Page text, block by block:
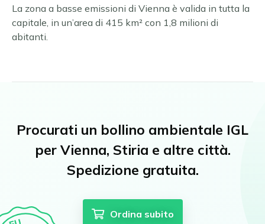
La zona a basse emissioni di Vienna è valida in tutta la
capitale, in un’area di 415 km² con 1,8 milioni di
abitanti.
Procurati un bollino ambientale IGL
per Vienna, Stiria e altre città.
Spedizione gratuita.
Ordina subito